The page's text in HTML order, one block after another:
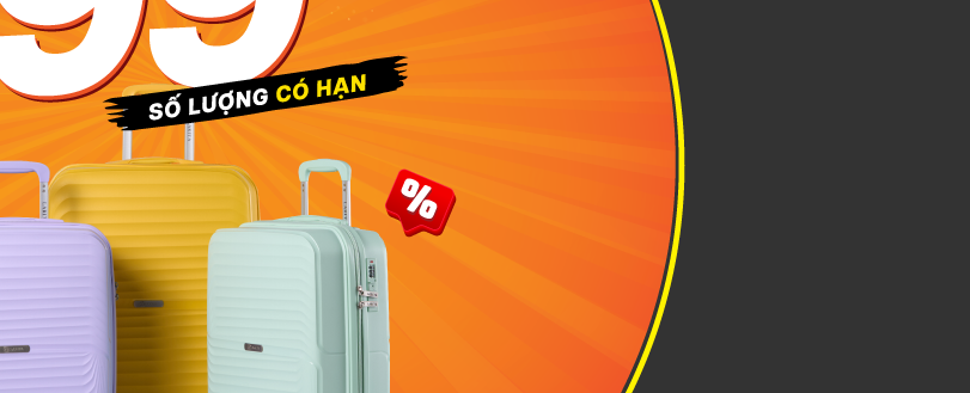
đến bến phà Changi Point
Singapore tới làng Changi khá dễ đi. Bạn có thể thuê xe riêng
tiện công cộng như xe buýt, tàu điện ngầm… Cách đơn giản
tàu điện bằng Google Maps. Sau khi dừng chân ở ga
tàu theo lối B để bắt xe buýt số 2 có trạm cuối là làng
đi bộ về phía ngã ba - nơi có biển chỉ dẫn hướng đi xuống
tàu ra đảo.
tuần, bạn cần phải xếp hàng để mua vé tàu ra đảo Pulau
có đủ 12 khách, vì vậy không cố định về lịch trình cũng như